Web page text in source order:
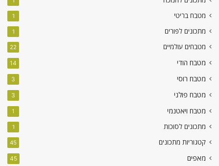
מטבח בריטי 1
מתכונים לפורים 1
מטבחים עולמיים 22
מטבח הודי 14
מטבח רוסי 3
מטבח פולני 3
מטבח ויאטנמי 1
מתכונים לסוכות 1
קטגוריות מתכונים 45
מאפים 45